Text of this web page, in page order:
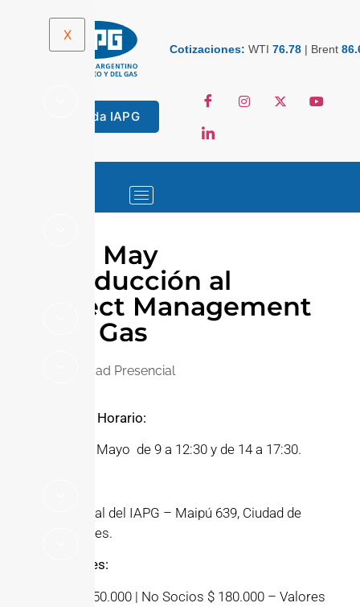
Cotizaciones: WTI 76.78 | Brent
Tienda IAPG
X
17 de May
Introducción al
Project Management
Oil & Gas
Modalidad Presencial
Fecha y Horario:
17 al 19 de Mayo de 9 a 12:30 y de 14 a 17:30.
Sede Central del IAPG – Maipú 639, Ciudad de
Buenos Aires.
Aranceles:
Socios $ 150.000 | No Socios $ 180.000 – Valores